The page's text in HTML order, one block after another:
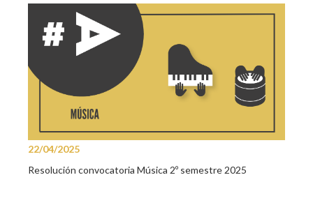
22/04/2025
Resolución convocatoria Música 2º semestre 2025